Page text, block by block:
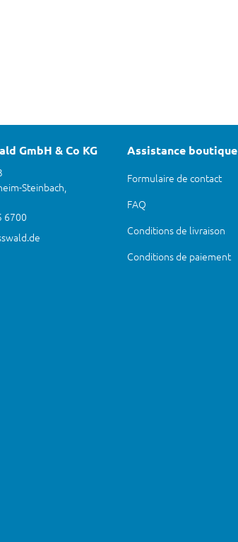
GmbH & Co KG
Steinbach,
6700
Assistance boutique
Formulaire de contact
FAQ
Conditions de livraison
Conditions de paiement